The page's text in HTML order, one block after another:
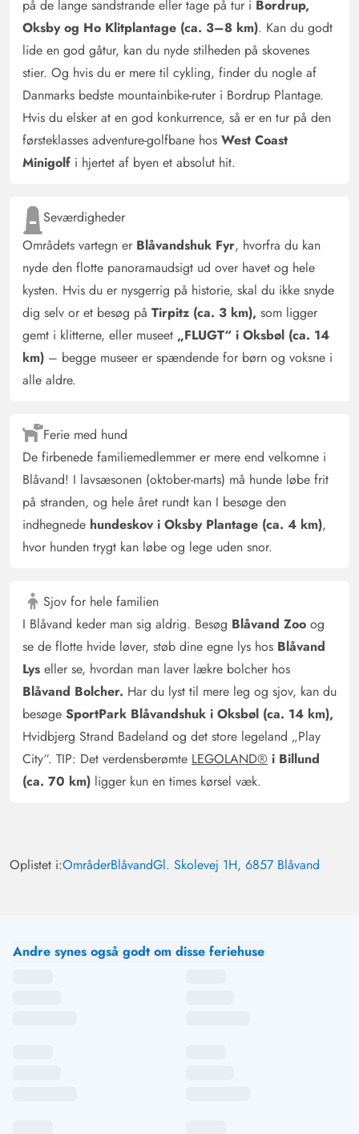
på de lange sandstrande eller tage på tur i Bordrup,
Oksby og Ho Klitplantage (ca. 3–8 km). Kan du godt
lide en god gåtur, kan du nyde stilheden på skovenes
stier. Og hvis du er mere til cykling, finder du nogle af
Danmarks bedste mountainbike-ruter i Bordrup Plantage.
Hvis du elsker at en god konkurrence, så er en tur på den
førsteklasses adventure-golfbane hos West Coast
Minigolf i hjertet af byen et absolut hit.
Seværdigheder
Områdets vartegn er Blåvandshuk Fyr, hvorfra du kan
nyde den flotte panoramaudsigt ud over havet og hele
kysten. Hvis du er nysgerrig på historie, skal du ikke snyde
dig selv or et besøg på Tirpitz (ca. 3 km), som ligger
gemt i klitterne, eller museet „FLUGT“ i Oksbøl (ca. 14
km) – begge museer er spændende for børn og voksne i
alle aldre.
Ferie med hund
De firbenede familiemedlemmer er mere end velkomne i
Blåvand! I lavsæsonen (oktober-marts) må hunde løbe frit
på stranden, og hele året rundt kan I besøge den
indhegnede hundeskov i Oksby Plantage (ca. 4 km),
hvor hunden trygt kan løbe og lege uden snor.
Sjov for hele familien
I Blåvand keder man sig aldrig. Besøg Blåvand Zoo og
se de flotte hvide løver, støb dine egne lys hos Blåvand
Lys eller se, hvordan man laver lækre bolcher hos
Blåvand Bolcher. Har du lyst til mere leg og sjov, kan du
besøge SportPark Blåvandshuk i Oksbøl (ca. 14 km),
Hvidbjerg Strand Badeland og det store legeland „Play
City“. TIP: Det verdensberømte LEGOLAND® i Billund
(ca. 70 km) ligger kun en times kørsel væk.
Oplistet i:OmråderBlåvandGl. Skolevej 1H, 6857 Blåvand
Andre synes også godt om disse feriehuse